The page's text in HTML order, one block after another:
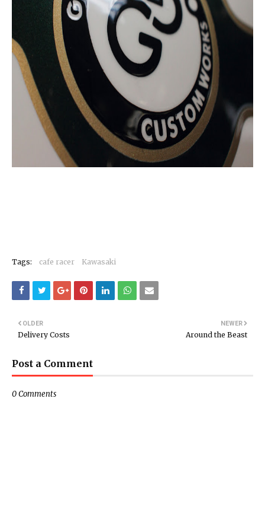
Tags: cafe racer Kawasaki
NEWER
Around the Beast
OLDER
Delivery Costs
Post a Comment
0 Comments